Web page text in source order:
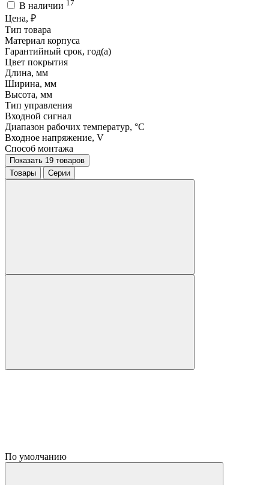
В наличии 17
Цена, ₽
Тип товара
Материал корпуса
Гарантийный срок, год(а)
Цвет покрытия
Длина, мм
Ширина, мм
Высота, мм
Тип управления
Входной сигнал
Диапазон рабочих температур, °C
Входное напряжение, V
Способ монтажа
Показать 19 товаров
Товары
Серии
По умолчанию